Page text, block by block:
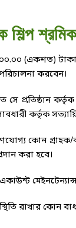
শিল্প
(একশত) টাকা
করবেন।
সে প্রতিষ্ঠান
কর্তৃক
কোন গ্রাহক/
করা হবে।
রাখার কোন